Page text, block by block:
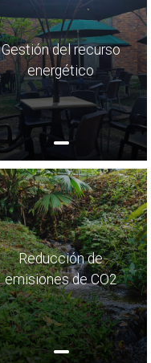
Gestión del recurso
energético
Reducción de
emisiones de CO2